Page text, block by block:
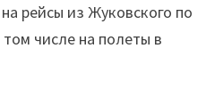
рейсы из Жуковского по
числе на полеты в